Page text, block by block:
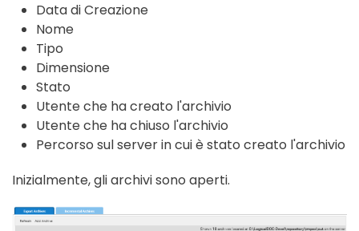
Data di Creazione
Nome
Tipo
Dimensione
Stato
Utente che ha creato l'archivio
Utente che ha chiuso l'archivio
Percorso sul server in cui è stato creato l'archivio
Inizialmente, gli archivi sono aperti.